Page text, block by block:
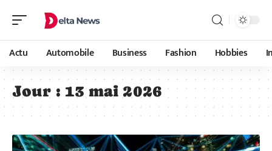
Actu Automobile Business Fashion Hobbies
Jour : 13 mai 2026